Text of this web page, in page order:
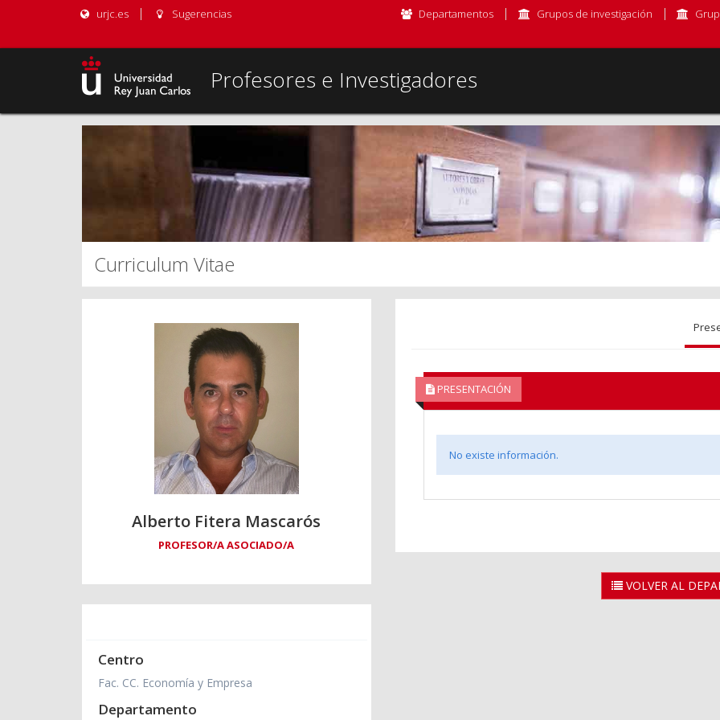
urjc.es Sugerencias Departamentos Grupos de investigación
Profesores e Investigadores
Curriculum Vitae
Alberto Fitera Mascarós
PROFESOR/A ASOCIADO/A
Centro
Fac. CC. Economía y Empresa
Departamento
PRESENTACIÓN
No existe información.
VOLVER AL